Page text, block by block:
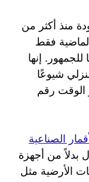
منذ أكثر من
فقط
إنها
شيوعًا
الوقت رقم
الصناعية
بدلاً من أجهزة
الأرضية مثل